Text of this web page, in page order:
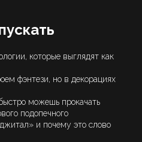
которые выглядят как
фэнтези, но в декорациях
можешь прокачать
подопечного
и почему это слово